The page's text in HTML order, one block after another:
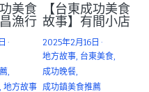
美食
漁行
·
,
地方故事
【台東成功美食
故事】有間小店
2025年2月16日 ·
地方故事, 台東美食,
成功晚餐,
成功鎮美食推薦